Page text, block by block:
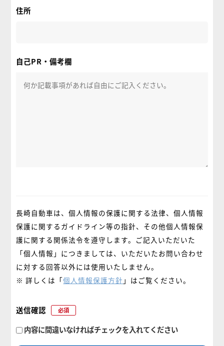
住所
自己PR・備考欄
長崎自動車は、個人情報の保護に関する法律、個人情報
保護に関するガイドライン等の指針、その他個人情報保
護に関する関係法令を遵守します。ご記入いただいた
「個人情報」につきましては、いただいたお問い合わせ
に対する回答以外には使用いたしません。
※ 詳しくは「個人情報保護方針 」はご覧ください。
送信確認 必須
内容に間違いなければチェックを入れてください